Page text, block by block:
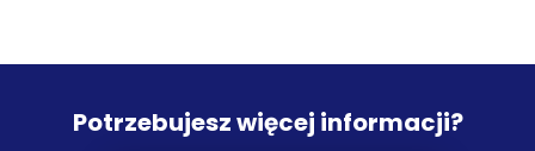
Potrzebujesz więcej informacji?